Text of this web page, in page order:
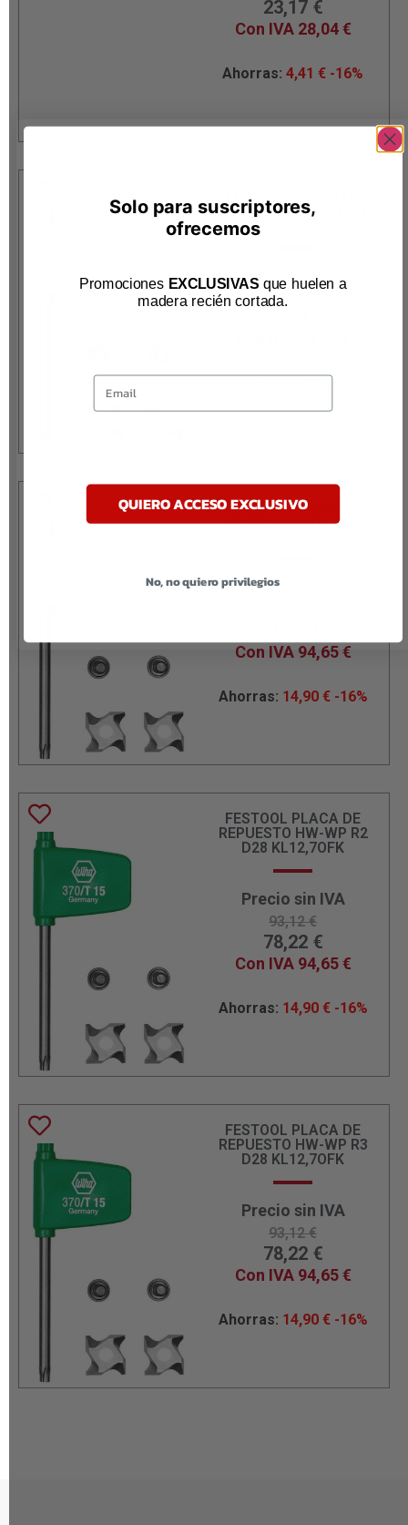
23,17 €
Con IVA 28,04€
Ahorras: 4,41 € -16%
FESTOOL PLACA DE
REPUESTO HW-WP R1
D28 KL12,7OFK
Precio sin IVA
93,12
FESTOOL PLACA DE
REPUESTO HW-WP
Precio sin IVA
Con IVA 94,65€
Ahorras: 14,90 € -16%
FESTOOL PLACA DE
REPUESTO HW-WP R2
D28 KL12,7OFK
Precio sin IVA
93,12€
78,22 €
Con IVA 94,65€
Ahorras: 14,90 € -16%
FESTOOL PLACA DE
REPUESTO HW-WP R3
D28 KL12,7OFK
Precio sin IVA
93,12€
78,22 €
Con IVA 94,65€
Ahorras: 14,90 € -16%
Solo para suscriptores,
ofrecemos
Promociones EXCLUSIVAS que huelen a
madera recién cortada
Email
QUIERO ACCESO EXCLUSIVO
No, no quiero privilegios